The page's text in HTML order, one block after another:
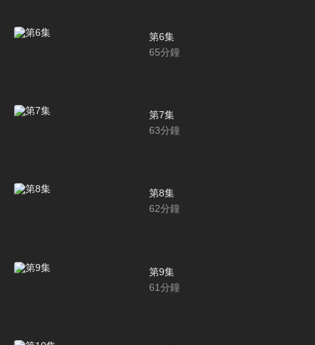
第6集
65分鐘
第7集
63分鐘
第8集
62分鐘
第9集
61分鐘